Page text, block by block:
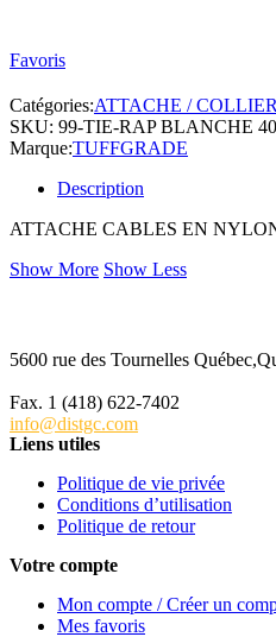
Favoris
Catégories:ATTACHE / COLLIER
SKU: 99-TIE-RAP BLANCHE
Marque:TUFFGRADE
Description
ATTACHE CABLES EN
Show More Show Less
5600 rue des Tournelles
Fax. 1 (418) 622-7402
info@distgc.com
Liens utiles
Politique de vie privée
Conditions d’utilisation
Politique de retour
Votre compte
Mon compte / Créer un
Mes favoris